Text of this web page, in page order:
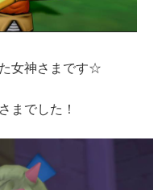
女神さまです☆
までした！